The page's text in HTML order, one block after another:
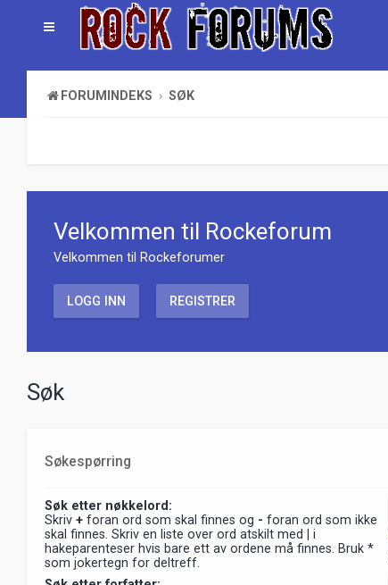
FORUMINDEKS SØK
Velkommen til Rockeforum
Velkommen til Rockeforumer
LOGG INN REGISTRER
Søk
Søkespørring
Søk etter nøkkelord:
Skriv + foran ord som skal finnes og - foran ord som ikke
skal finnes. Skriv en liste over ord atskilt med
i
hakeparenteser hvis bare ett av ordene må finnes. Bruk *
som jokertegn for deltreff.